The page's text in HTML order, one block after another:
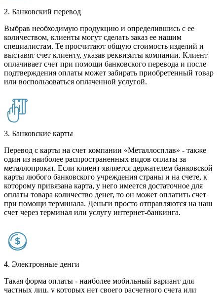
2. Банковский перевод
Выбрав необходимую продукцию и определившись с ее
количеством, клиенты могут сделать заказ ее нашим
специалистам. Те просчитают общую стоимость изделий и
выставят счет клиенту, указав реквизиты компании. Клиент
оплачивает счет при помощи банковского перевода и после
подтверждения оплаты может забирать приобретенный товар
или воспользоваться оплаченной услугой.
3. Банковские карты
Перевод с карты на счет компании «Металлосплав» - также
один из наиболее распространенных видов оплаты за
металлопрокат. Если клиент является держателем банковской
карты любого банковского учреждения страны и на счете, к
которому привязана карта, у него имеется достаточное для
оплаты товара количество денег, то он может оплатить счет
при помощи терминала. Деньги просто отправляются на наш
счет через терминал или услугу интернет-банкинга.
4. Электронные денги
Такая форма оплаты - наиболее мобильный вариант для
частных лиц, у которых нет своего расчетного счета или